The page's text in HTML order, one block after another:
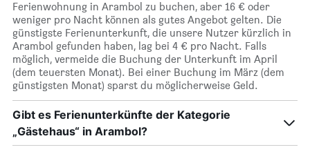
Ferienwohnung in Arambol zu buchen, aber 16 € oder
weniger pro Nacht können als gutes Angebot gelten. Die
günstigste Ferienunterkunft, die unsere Nutzer kürzlich in
Arambol gefunden haben, lag bei 4 € pro Nacht. Falls
möglich, vermeide die Buchung der Unterkunft im April
(dem teuersten Monat). Bei einer Buchung im März (dem
günstigsten Monat) sparst du möglicherweise Geld.
Gibt es Ferienunterkünfte der Kategorie
„Gästehaus“ in Arambol?